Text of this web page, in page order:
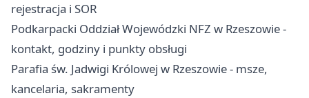
rejestracja i SOR
Podkarpacki Oddział Wojewódzki NFZ w Rzeszowie -
kontakt, godziny i punkty obsługi
Parafia św. Jadwigi Królowej w Rzeszowie - msze,
kancelaria, sakramenty